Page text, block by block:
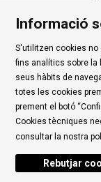
Contacte |
Ús de Cookies
|
Link a rss
Informació
S'utilitzen cookies no
fins analítics sobre la
seus hàbits de
totes les cookies
prement el botó
Cookies tècniques
consultar la nostra
Rebutjar